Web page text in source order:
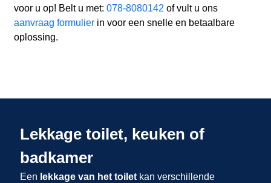
voor u op! Belt u met: 078-8080142 of vult u ons
aanvraag formulierin voor een snelle en betaalbare
oplossing.
Lekkage toilet, keuken of
badkamer
Een lekkage van het toiletkan verschillende